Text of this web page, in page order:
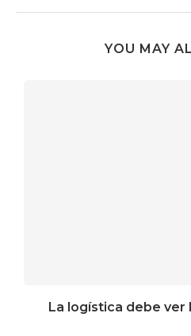
YOU MAY
La logística debe ver